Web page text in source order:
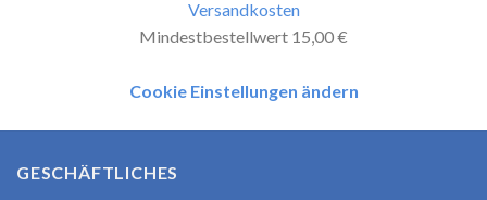
Versandkosten
Mindestbestellwert 15,00 €
Cookie Einstellungen ändern
GESCHÄFTLICHES